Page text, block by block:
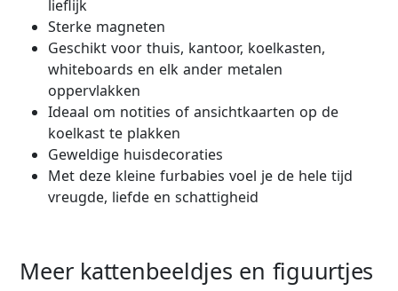
lieflijk
Sterke magneten
Geschikt voor thuis, kantoor, koelkasten,
whiteboards en elk ander metalen
oppervlakken
Ideaal om notities of ansichtkaarten op de
koelkast te plakken
Geweldige huisdecoraties
Met deze kleine furbabies voel je de hele tijd
vreugde, liefde en schattigheid
Meer kattenbeeldjes en figuurtjes